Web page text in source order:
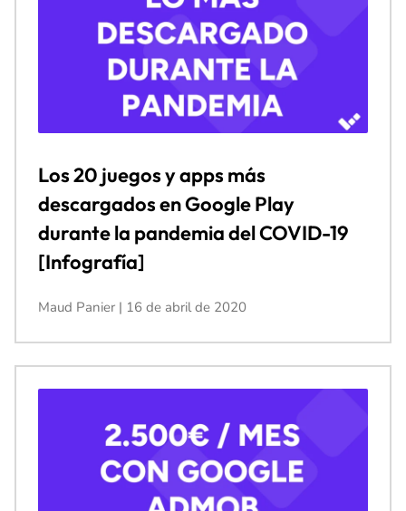
Los 20 juegos y apps más
descargados en Google Play
durante la pandemia del COVID-19
[Infografía]
Maud Panier 16 de abril de 2020